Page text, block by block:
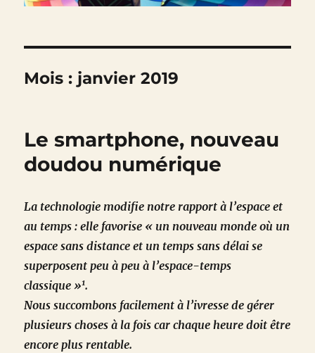
Mois : janvier 2019
Le smartphone, nouveau
doudou numérique
La technologie modifie notre rapport à l’espace et
au temps : elle favorise « un nouveau monde où un
espace sans distance et un temps sans délai se
superposent peu à peu à l’espace-temps
classique »1.
Nous succombons facilement à l’ivresse de gérer
plusieurs choses à la fois car chaque heure doit être
encore plus rentable.